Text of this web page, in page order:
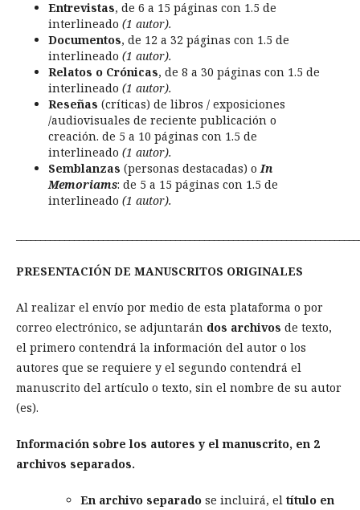
Entrevistas, de 6 a 15 páginas con 1.5 de
interlineado (1 autor).
Documentos, de 12 a 32 páginas con 1.5 de
interlineado (1 autor).
Relatos o Crónicas, de 8 a 30 páginas con 1.5 de
interlineado (1 autor).
Reseñas (críticas) de libros / exposiciones
/audiovisuales de reciente publicación o
creación. de 5 a 10 páginas con 1.5 de
interlineado (1 autor).
Semblanzas (personas destacadas) o In
Memoriams: de 5 a 15 páginas con 1.5 de
interlineado (1 autor).
PRESENTACIÓN DE MANUSCRITOS ORIGINALES
Al realizar el envío por medio de esta plataforma o por
correo electrónico, se adjuntarán dos archivos de texto,
el primero contendrá la información del autor o los
autores que se requiere y el segundo contendrá el
manuscrito del artículo o texto, sin el nombre de su autor
(es).
Información sobre los autores y el manuscrito, en 2
archivos separados.
En archivo separado se incluirá, el título en